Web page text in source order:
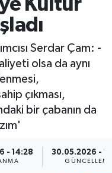
Kültür
Serdar Çam: -
olsa da aynı
çıkması,
bir çabanın da
- 14:28 30.05.2026 -